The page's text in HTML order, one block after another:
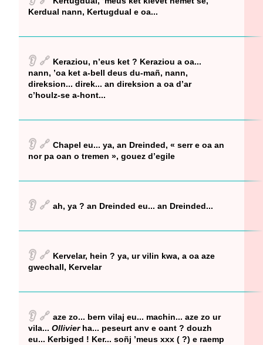
Kerdual nann, Kertugdual e oa...
👂 🔗 Keraziou, n’eus ket ? Keraziou a oa...
nann, ’oa ket a-bell deus du-mañ, nann,
direksion... direk... an direksion a oa d’ar
c’houlz-se a-hont...
👂 🔗 Chapel eu... ya, an Dreinded, « serr e oa an
nor pa oan o tremen », gouez d’egile
👂 🔗 ah, ya ? an Dreinded eu... an Dreinded...
👂 🔗 Kervelar, hein ? ya, ur vilin kwa, a oa aze
gwechall, Kervelar
👂 🔗 aze zo... bern vilaj eu... machin... aze zo ur
vila... Ollivierha... peseurt anv e oant ? douzh
eu... Kerbiged ! Ker... soñj ’meus xxx ( ?) e raemp